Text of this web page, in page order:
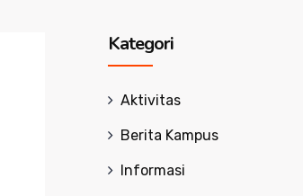
Kategori
Aktivitas
Berita Kampus
Informasi